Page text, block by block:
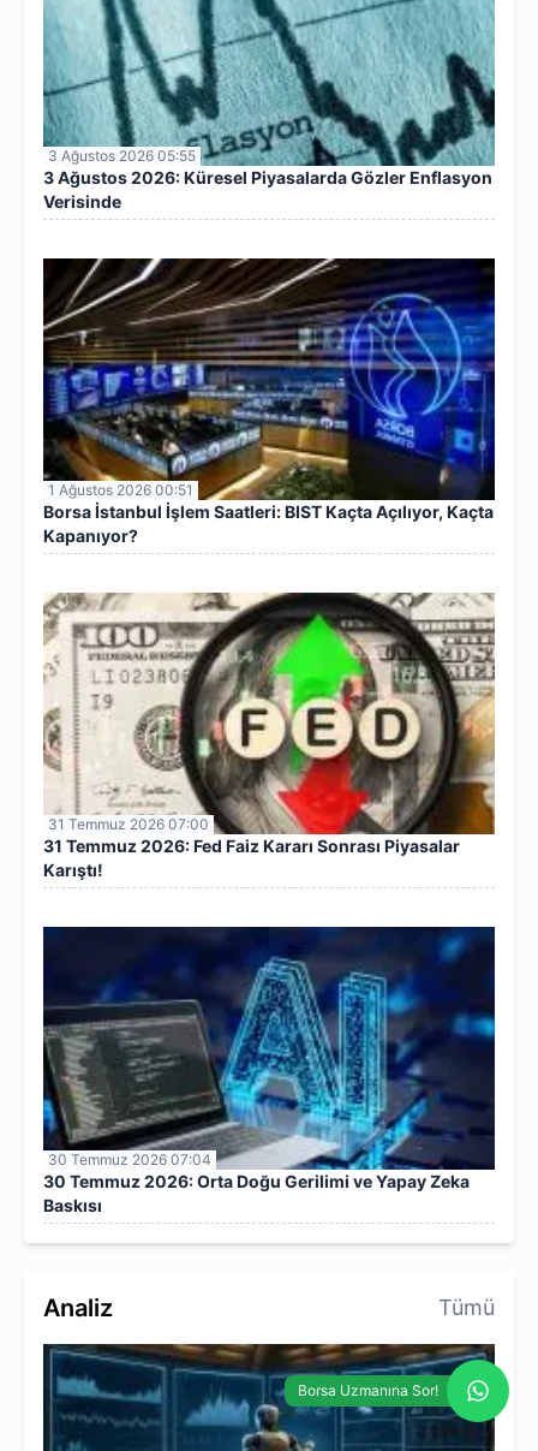
3 Ağustos 2026 05:55
3 Ağustos 2026: Küresel Piyasalarda Gözler Enflasyon
Verisinde
1 Ağustos 2026 00:51
Borsa İstanbul İşlem Saatleri: BIST Kaçta Açılıyor, Kaçta
Kapanıyor?
31 Temmuz 2026 07:00
31 Temmuz 2026: Fed Faiz Kararı Sonrası Piyasalar
Karıştı!
30 Temmuz 2026 07:04
30 Temmuz 2026: Orta Doğu Gerilimi ve Yapay Zeka
Baskısı
Analiz Tümü
Borsa Uzmanına Sor!